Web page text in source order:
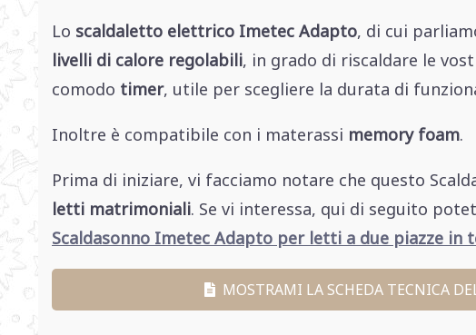
Lo scaldaletto elettrico Imetec Adapto, di cui
livelli di calore regolabili, in grado di riscaldare le
comodo timer, utile per scegliere la durata di
Inoltre è compatibile con i materassi memory foam.
Prima di iniziare, vi facciamo notare che questo
letti matrimoniali. Se vi interessa, qui di seguito
Scaldasonno Imetec Adapto per letti a due piazze in
MOSTRAMI LA SCHEDA TECNICA